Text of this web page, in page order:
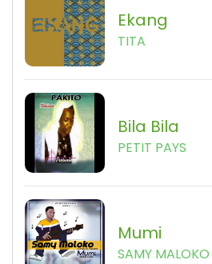
Ekang
TITA
Bila Bila
PETIT PAYS
Mumi
SAMY MALOKO